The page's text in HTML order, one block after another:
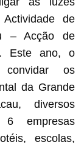
de
– Acção de
Este ano, o
os
da Grande
diversos
6 empresas
escolas,